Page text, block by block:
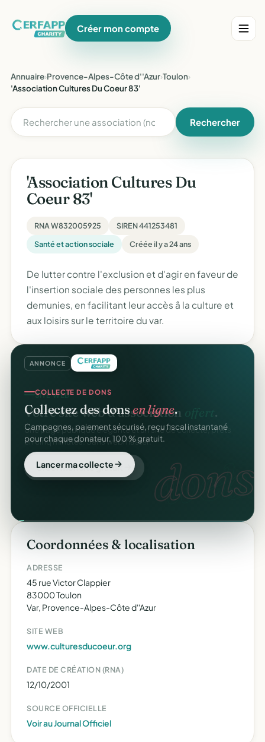
Créer mon compte
Annuaire›Provence-Alpes-Côte d''Azur›Toulon›
'Association Cultures Du Coeur 83'
Rechercher
'Association Cultures Du
Coeur 83'
RNA W832005925
SIREN 441253481
Santé et action sociale
Créée il y a 24 ans
De lutter contre l'exclusion et d'agir en faveur de
l'insertion sociale des personnes les plus
demunies, en facilitant leur accès â la culture et
aux loisirs sur le territoire du var.
ANNONCE
dons.
COLLECTE DE DONS
Collectez des donsen ligne.
Campagnes, paiement sécurisé, reçu fiscal instantané
pour chaque donateur. 100 % gratuit.
Lancer ma collecte
Coordonnées & localisation
ADRESSE
45 rue Victor Clappier
83000 Toulon
Var, Provence-Alpes-Côte d''Azur
SITE WEB
www.culturesducoeur.org
DATE DE CRÉATION (RNA)
12/10/2001
SOURCE OFFICIELLE
Voir au Journal Officiel